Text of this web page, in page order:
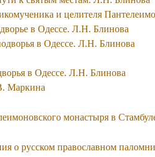
и целителя
в Одессе. Л.Н. Блинова
в Одессе. Л.Н. Блинова
в Одессе. Л.Н. Блинова
Маркина
монастыря в
о русском православном